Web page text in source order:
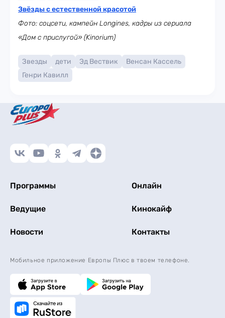
Звёзды с естественной красотой
Фото: соцсети, кампейн Longines, кадры из сериала
«Дом с прислугой» (Kinorium)
Звезды дети Эд Вествик
Венсан Кассель
Генри Кавилл
Программы Онлайн
Ведущие Кинокайф
Новости Контакты
Мобильное приложение Европы Плюс в твоем телефоне.